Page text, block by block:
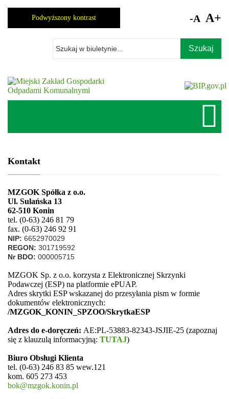
zawartości
Podwyższony kontrast -A A+
szukaną
frazę
Kontakt
MZGOK Spółka z o.o.
Ul. Sulańska 13
62-510 Konin
tel. (0-63) 246 81 79
fax. (0-63) 246 92 91
NIP: 6652970029
REGON: 301719592
Nr BDO: 000005715
MZGOK Sp. z o.o. korzysta z Elektronicznej Skrzynki
Podawczej (ESP) na platformie ePUAP.
Adres skrytki ESP wskazanej do przesyłania pism w formie
dokumentów elektronicznych:
/MZGOK_KONIN_SPZOO/SkrytkaESP
Adres do e-doręczeń: AE:PL-53883-82343-JSJIE-25 (zapoznaj
się z klauzulą informacyjną: TUTAJ)
Biuro Obsługi Klienta
tel. (0-63) 246 83 85 wew.121
kom. 605 273 453
bok@mzgok.konin.pl